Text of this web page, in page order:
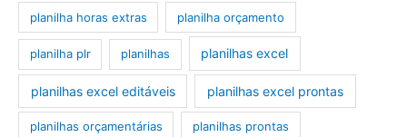
planilha horas extras planilha orçamento
planilha plr planilhas planilhas excel
planilhas excel editáveis planilhas excel prontas
planilhas orçamentárias planilhas prontas